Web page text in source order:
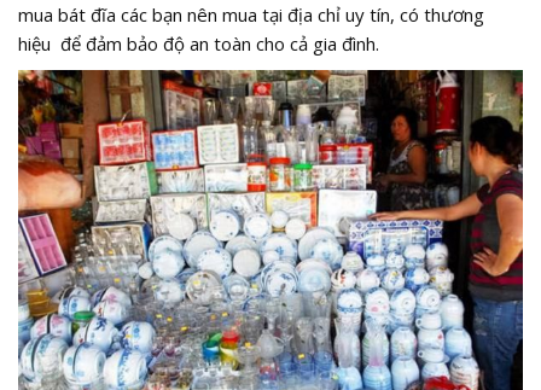
mua bát đĩa các bạn nên mua tại địa chỉ uy tín, có thương
hiệu để đảm bảo độ an toàn cho cả gia đình.